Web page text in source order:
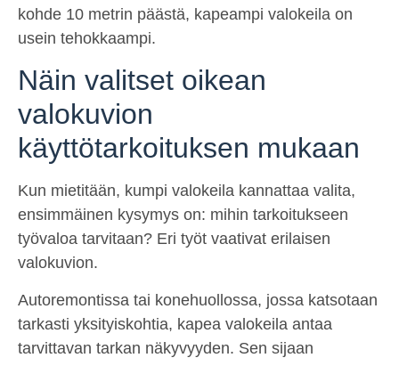
kohde 10 metrin päästä, kapeampi valokeila on
usein tehokkaampi.
Näin valitset oikean
valokuvion
käyttötarkoituksen mukaan
Kun mietitään, kumpi valokeila kannattaa valita,
ensimmäinen kysymys on: mihin tarkoitukseen
työvaloa tarvitaan? Eri työt vaativat erilaisen
valokuvion.
Autoremontissa tai konehuollossa, jossa katsotaan
tarkasti yksityiskohtia, kapea valokeila antaa
tarvittavan tarkan näkyvyyden. Sen sijaan